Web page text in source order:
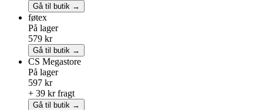
Gå til butik →
føtex
På lager
579 kr
Gå til butik →
CS Megastore
På lager
597 kr
+ 39 kr fragt
Gå til butik →